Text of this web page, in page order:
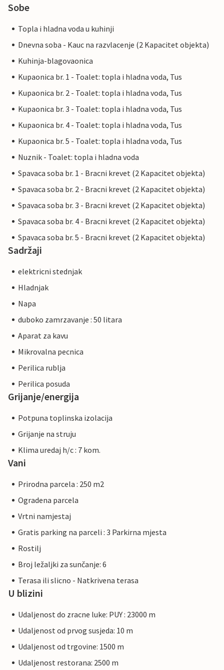
Sobe
Topla i hladna voda u kuhinji
Dnevna soba - Kauc na razvlacenje (2 Kapacitet objekta)
Kuhinja-blagovaonica
Kupaonica br. 1 - Toalet: topla i hladna voda, Tus
Kupaonica br. 2 - Toalet: topla i hladna voda, Tus
Kupaonica br. 3 - Toalet: topla i hladna voda, Tus
Kupaonica br. 4 - Toalet: topla i hladna voda, Tus
Kupaonica br. 5 - Toalet: topla i hladna voda, Tus
Nuznik - Toalet: topla i hladna voda
Spavaca soba br. 1 - Bracni krevet (2 Kapacitet objekta)
Spavaca soba br. 2 - Bracni krevet (2 Kapacitet objekta)
Spavaca soba br. 3 - Bracni krevet (2 Kapacitet objekta)
Spavaca soba br. 4 - Bracni krevet (2 Kapacitet objekta)
Spavaca soba br. 5 - Bracni krevet (2 Kapacitet objekta)
Sadržaji
elektricni stednjak
Hladnjak
Napa
duboko zamrzavanje : 50 litara
Aparat za kavu
Mikrovalna pecnica
Perilica rublja
Perilica posuda
Grijanje/energija
Potpuna toplinska izolacija
Grijanje na struju
Klima uredaj h/c : 7 kom.
Vani
Prirodna parcela : 250 m2
Ogradena parcela
Vrtni namjestaj
Gratis parking na parceli : 3 Parkirna mjesta
Rostilj
Broj ležaljki za sunčanje: 6
Terasa ili slicno - Natkrivena terasa
U blizini
Udaljenost do zracne luke: PUY : 23000 m
Udaljenost od prvog susjeda: 10 m
Udaljenost od trgovine: 1500 m
Udaljenost restorana: 2500 m